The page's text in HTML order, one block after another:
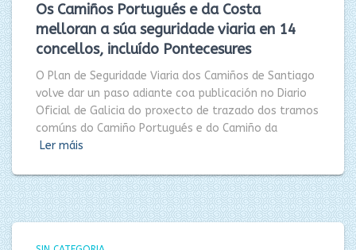
Os Camiños Portugués e da Costa
melloran a súa seguridade viaria en 14
concellos, incluído Pontecesures
O Plan de Seguridade Viaria dos Camiños de Santiago
volve dar un paso adiante coa publicación no Diario
Oficial de Galicia do proxecto de trazado dos tramos
comúns do Camiño Portugués e do Camiño da
Ler máis